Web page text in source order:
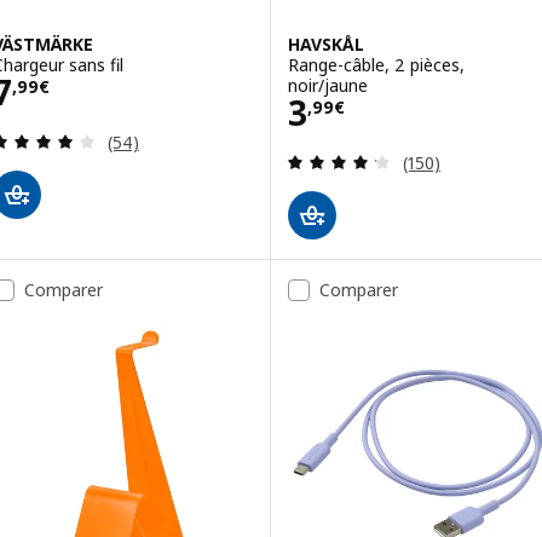
sans fil
,99€7,99€
Révision: 4 hors de 5 étoiles. Nombre total de
(54)
HAVSKÅL
Range-câble, 2 pièces,
noir/jaune
3,99€
Prix 3,99€
Révision: 4.2
(150)
Comparer Comparer